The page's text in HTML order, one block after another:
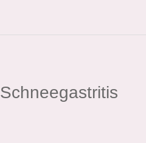
Schneegastritis